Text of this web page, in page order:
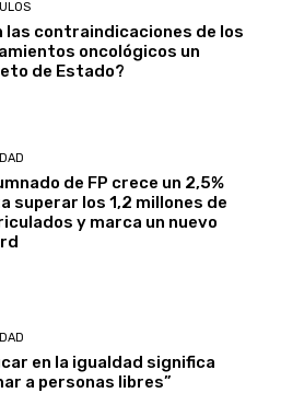
las contraindicaciones de los
oncológicos un
de Estado?
de FP crece un 2,5%
superar los 1,2 millones de
y marca un nuevo
en la igualdad significa
a personas libres”